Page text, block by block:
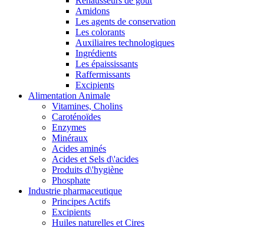
Amidons
Les agents de conservation
Les colorants
Auxiliaires technologiques
Ingrédients
Les épaississants
Raffermissants
Excipients
Alimentation Animale
Vitamines, Cholins
Caroténoïdes
Enzymes
Minéraux
Acides aminés
Acides et Sels d\'acides
Produits d\'hygiène
Phosphate
Industrie pharmaceutique
Principes Actifs
Excipients
Huiles naturelles et Cires